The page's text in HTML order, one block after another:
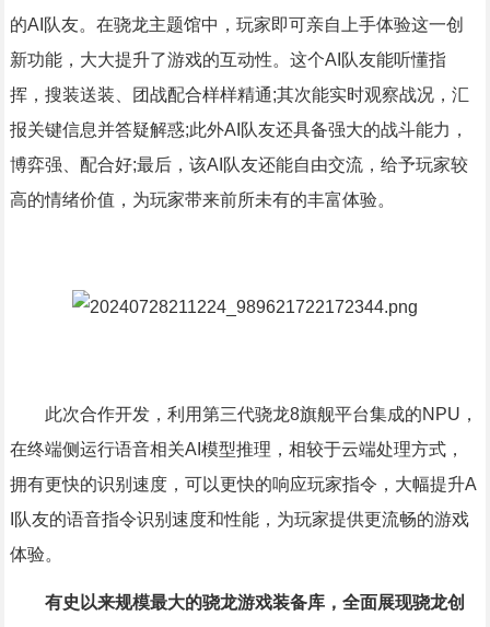
的AI队友。在骁龙主题馆中，玩家即可亲自上手体验这一创
新功能，大大提升了游戏的互动性。这个AI队友能听懂指
挥，搜装送装、团战配合样样精通;其次能实时观察战况，汇
报关键信息并答疑解惑;此外AI队友还具备强大的战斗能力，
博弈强、配合好;最后，该AI队友还能自由交流，给予玩家较
高的情绪价值，为玩家带来前所未有的丰富体验。
此次合作开发，利用第三代骁龙8旗舰平台集成的NPU，
在终端侧运行语音相关AI模型推理，相较于云端处理方式，
拥有更快的识别速度，可以更快的响应玩家指令，大幅提升A
I队友的语音指令识别速度和性能，为玩家提供更流畅的游戏
体验。
有史以来规模最大的骁龙游戏装备库，全面展现骁龙创